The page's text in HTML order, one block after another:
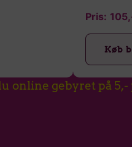
Pris: 105
Køb
online gebyret på 5,-